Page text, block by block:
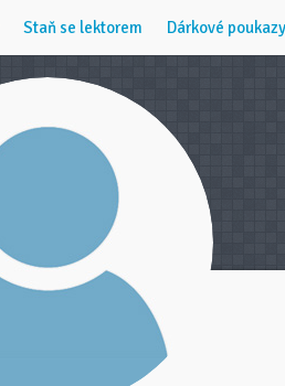
Staň se lektorem Dárkové poukazy